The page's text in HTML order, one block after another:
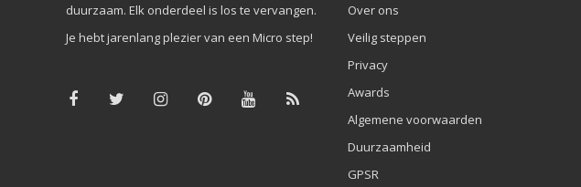
duurzaam. Elk onderdeel is los te vervangen.
Je hebt jarenlang plezier van een Micro step!
Over ons
Veilig steppen
Privacy
Awards
Algemene voorwaarden
Duurzaamheid
GPSR